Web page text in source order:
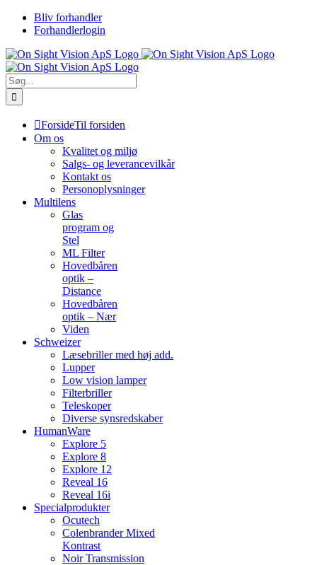
Skip
Bliv forhandler
Forhandlerlogin
Søg
efter:
ForsideTil forsiden
Om os
Kvalitet og miljø
Salgs- og leverancevilkår
Kontakt os
Personoplysninger
Multilens
Glas
program og
Stel
ML Filter
Hovedbåren
optik –
Distance
Hovedbåren
optik – Nær
Viden
Schweizer
Læsebriller med høj add.
Lupper
Low vision lamper
Filterbriller
Teleskoper
Diverse synsredskaber
HumanWare
Explore 5
Explore 8
Explore 12
Reveal 16
Reveal 16i
Specialprodukter
Ocutech
Colenbrander Mixed
Kontrast
Noir Transmission